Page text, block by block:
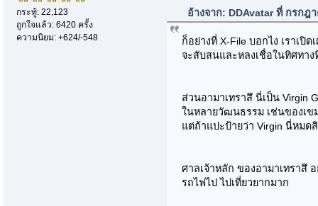
กระทู้: 22,123
ถูกใจแล้ว: 6420 ครั้ง
ความนิยม: +624/-548
อ้างจาก: DDAvatar ที่ กรกฎ
ก็อย่างที่ X-File บอกไง เราเปิ
จะสับสนและหลงเชื่อในทิศทาง
ส่วนอามาเทราสึ นี่เป็น Virgin
ในหลายวัฒนธรรม เช่นของเข
แต่ถ้าแปะป้ายว่า Virgin นี่หมด
ศาลเจ้าหลัก ของอามาเทราสึ
รถไฟไป ไปเที่ยวยากมาก